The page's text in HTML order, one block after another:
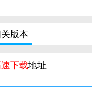
版本
下载地址